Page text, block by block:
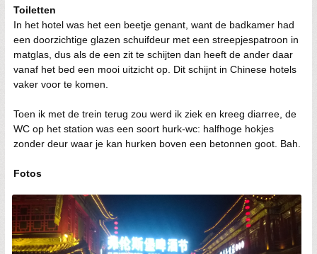
Toiletten
In het hotel was het een beetje genant, want de badkamer had
een doorzichtige glazen schuifdeur met een streepjespatroon in
matglas, dus als de een zit te schijten dan heeft de ander daar
vanaf het bed een mooi uitzicht op. Dit schijnt in Chinese hotels
vaker voor te komen.
Toen ik met de trein terug zou werd ik ziek en kreeg diarree, de
WC op het station was een soort hurk-wc: halfhoge hokjes
zonder deur waar je kan hurken boven een betonnen goot. Bah.
Fotos